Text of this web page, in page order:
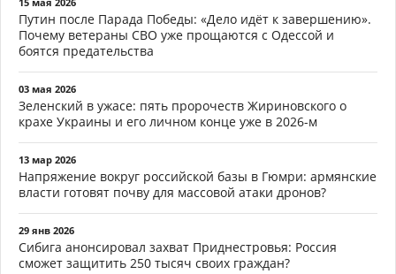
Путин после Парада Победы: «Дело идёт к завершению».
Почему ветераны СВО уже прощаются с Одессой и
боятся предательства
03 мая 2026
Зеленский в ужасе: пять пророчеств Жириновского о
крахе Украины и его личном конце уже в 2026-м
13 мар 2026
Напряжение вокруг российской базы в Гюмри: армянские
власти готовят почву для массовой атаки дронов?
29 янв 2026
Сибига анонсировал захват Приднестровья: Россия
сможет защитить 250 тысяч своих граждан?